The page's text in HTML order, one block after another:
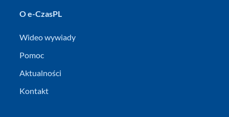
O e-CzasPL
Wideo wywiady
Pomoc
Aktualności
Kontakt